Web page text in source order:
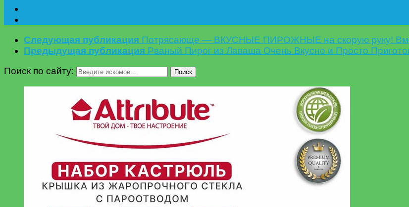
Следующая публикация Потрясающе — ВКУСНЫЕ ПИРОЖНЫЕ на скорую руку!
Предыдущая публикация Рваный Пирог из Лаваша Очень Вкусно и Просто
Поиск по сайту:
Поиск